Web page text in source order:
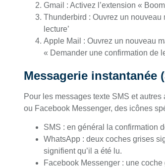
Gmail : Activez l’extension «
Thunderbird : Ouvrez un nouveau
lecture’
Apple Mail : Ouvrez un nouveau
« Demander une confirmation de
Messagerie instantanée
Pour les messages texte SMS et
ou Facebook Messenger, des icônes
SMS : en général la confirmation
WhatsApp : deux coches grises
signifient qu’il a été lu.
Facebook Messenger : une